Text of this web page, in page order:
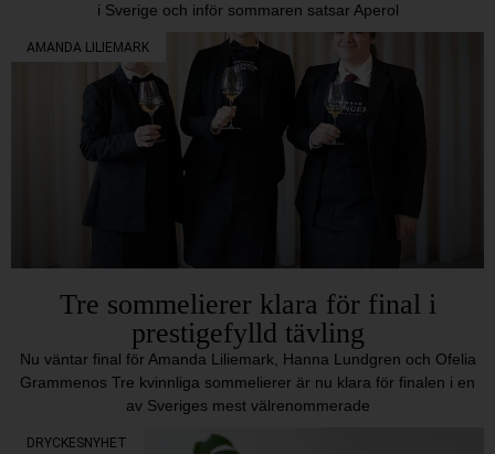
i Sverige och inför sommaren satsar Aperol
AMANDA LILIEMARK
Tre sommelierer klara för final i
prestigefylld tävling
Nu väntar final för Amanda Liliemark, Hanna Lundgren och Ofelia
Grammenos Tre kvinnliga sommelierer är nu klara för finalen i en
av Sveriges mest välrenommerade
DRYCKESNYHET